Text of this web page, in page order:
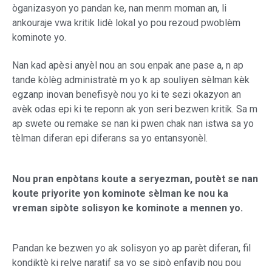
òganizasyon yo pandan ke, nan menm moman an, li
ankouraje vwa kritik lidè lokal yo pou rezoud pwoblèm
kominote yo.
Nan kad apèsi anyèl nou an sou enpak ane pase a, n ap
tande kòlèg administratè m yo k ap souliyen sèlman kèk
egzanp inovan benefisyè nou yo ki te sezi okazyon an
avèk odas epi ki te reponn ak yon seri bezwen kritik. Sa m
ap swete ou remake se nan ki pwen chak nan istwa sa yo
tèlman diferan epi diferans sa yo entansyonèl.
Nou pran enpòtans koute a seryezman, poutèt se nan
koute priyorite yon kominote sèlman ke nou ka
vreman sipòte solisyon ke kominote a mennen yo.
Pandan ke bezwen yo ak solisyon yo ap parèt diferan, fil
kondiktè ki relye naratif sa yo se sipò enfayib nou pou